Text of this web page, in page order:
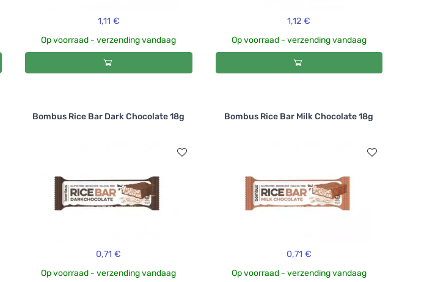
1,11 €
Op voorraad - verzending vandaag
1,12 €
Op voorraad - verzending vandaag
Bombus Rice Bar Dark Chocolate 18g
0,71 €
Op voorraad - verzending vandaag
Bombus Rice Bar Milk Chocolate 18g
0,71 €
Op voorraad - verzending vandaag